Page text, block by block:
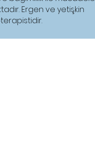
Ergen ve yetişkin